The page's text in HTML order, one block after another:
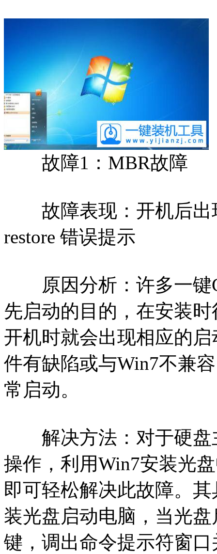
故障1：MBR故障
故障表现：开机后出现
restore 错误提示
原因分析：许多一键
先启动的目的，在安装
开机时就会出现相应的
件有缺陷或与Win7不兼
常启动。
解决方法：对于硬盘
操作，利用Win7安装光
即可轻松解决此故障。
装光盘启动电脑，当光
键，调出命令提示符窗口